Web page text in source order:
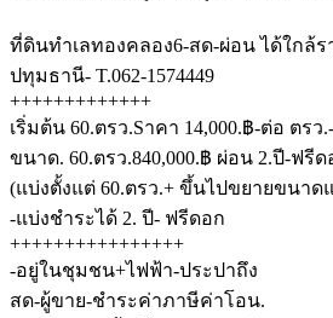
ที่ดินทำเลทองคลอง6-สด-ผ่อน ได้ใกล้
ปทุมธานี- T.062-1574449
+++++++++++++
เริ่มต้น 60.ตรว.Sาคา 14,000.฿-ต่อ ตรว.-
ขนาด. 60.ตรว.840,000.฿ ผ่อน 2.ปี-ฟรีด
(แบ่งตั้งแต่ 60.ตรว.+ ขึ้นไปขยายขนาด
-แบ่งชำระได้ 2. ปี- ฟรีดอก
++++++++++++++++
-อยู่ในชุมชน+ไฟฟ้า-ประปาถึง
สด-ผู้ขาย-ชำระค่าภาษีค่าโอน.